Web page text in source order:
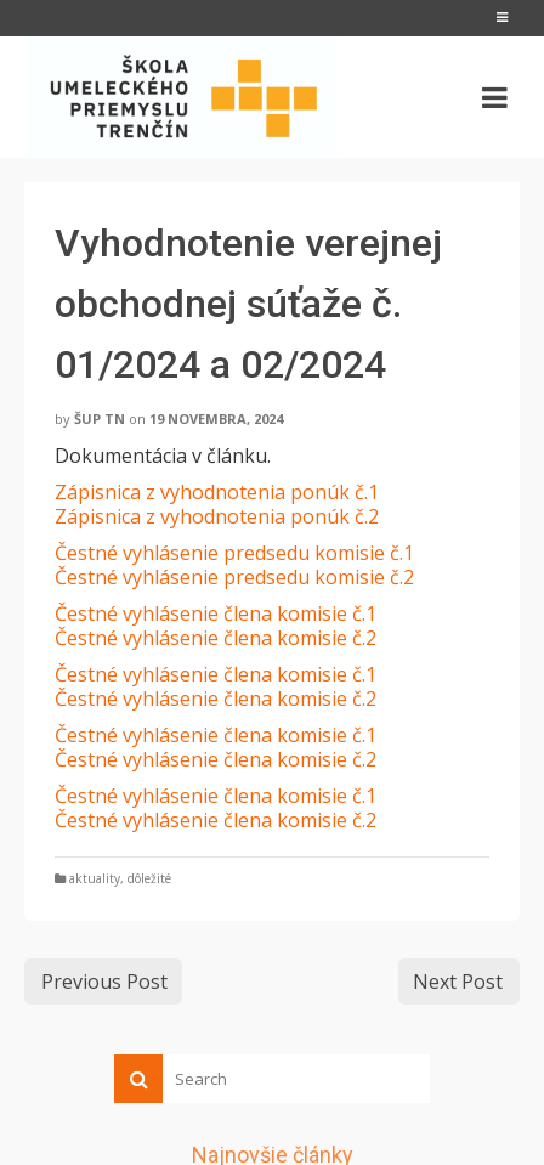
Vyhodnotenie verejnej
obchodnej súťaže č.
01/2024 a 02/2024
by ŠUP TN on 19 NOVEMBRA, 2024
Dokumentácia v článku.
Zápisnica z vyhodnotenia ponúk č.1
Zápisnica z vyhodnotenia ponúk č.2
Čestné vyhlásenie predsedu komisie č.1
Čestné vyhlásenie predsedu komisie č.2
Čestné vyhlásenie člena komisie č.1
Čestné vyhlásenie člena komisie č.2
Čestné vyhlásenie člena komisie č.1
Čestné vyhlásenie člena komisie č.2
Čestné vyhlásenie člena komisie č.1
Čestné vyhlásenie člena komisie č.2
Čestné vyhlásenie člena komisie č.1
Čestné vyhlásenie člena komisie č.2
aktuality, dôležité
Previous Post Next Post
Najnovšie články